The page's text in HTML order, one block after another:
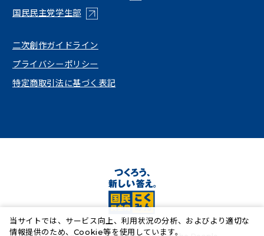
国民民主党学生部（新しいタブで開く）
二次創作ガイドライン
プライバシーポリシー
特定商取引法に基づく表記
当サイトでは、サービス向上、利用状況の分析、およびより適切な
情報提供のため、Cookie等を使用しています。